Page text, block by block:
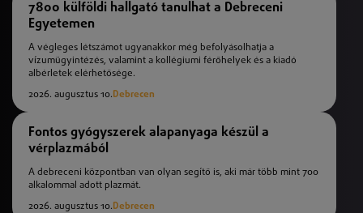
7800 külföldi hallgató tanulhat a Debreceni
Egyetemen
A végleges létszámot ugyanakkor még befolyásolhatja a
vízumügyintézés, valamint a kollégiumi férőhelyek és a kiadó
albérletek elérhetősége.
2026. augusztus 10.Debrecen
Fontos gyógyszerek alapanyaga készül a
vérplazmából
A debreceni központban van olyan segítő is, aki már több mint 700
alkalommal adott plazmát.
2026. augusztus 10.Debrecen